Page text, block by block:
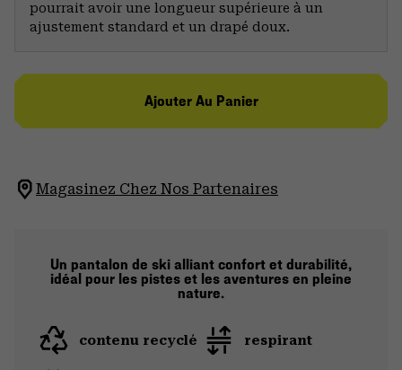
pourrait avoir une longueur supérieure à un
ajustement standard et un drapé doux.
Ajouter Au Panier
Magasinez Chez Nos Partenaires
Un pantalon de ski alliant confort et durabilité,
idéal pour les pistes et les aventures en pleine
nature.
contenu recyclé respirant